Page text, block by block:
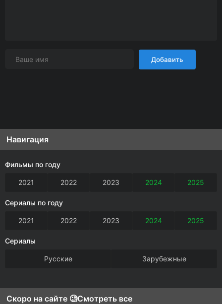
Добавить
Навигация
Фильмы по году
2021 2022 2023 2024 2025
Сериалы по году
2021 2022 2023 2024 2025
Сериалы
Русские Зарубежные
Скоро на сайте 🧐Смотреть все